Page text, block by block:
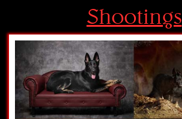
Shootings